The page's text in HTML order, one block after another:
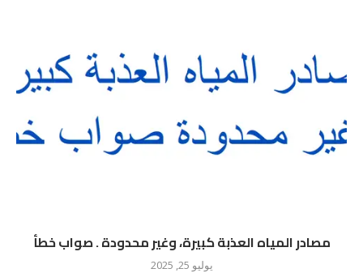
مصادر المياه العذبة كبيرة، وغير محدودة . صواب خطأ
يوليو 25, 2025